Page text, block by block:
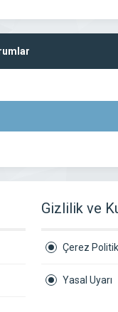
Gizlilik ve
Çerez
Yasal Uyarı